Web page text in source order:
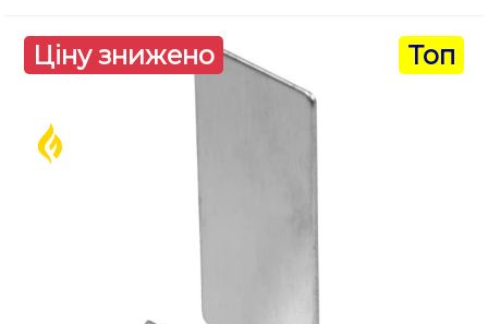
Ціну знижено Топ